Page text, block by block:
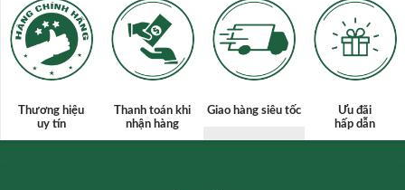
Thương hiệu
uy tín
Thanh toán khi
nhận hàng
Giao hàng siêu tốc
Ưu đãi
hấp dẫn